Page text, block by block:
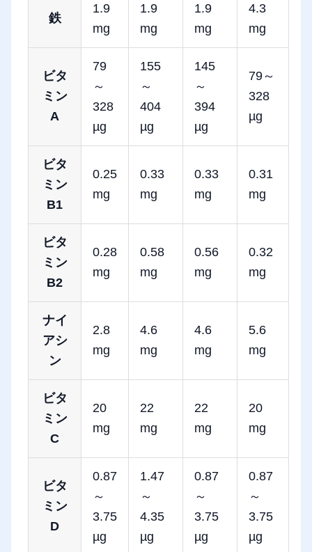
鉄
1.9
mg
1.9
mg
1.9
mg
4.3
mg
ビタ
ミン
A
79
～
328
µg
155
～
404
µg
145
～
394
µg
79～
328
µg
ビタ
ミン
B1
0.25
mg
0.33
mg
0.33
mg
0.31
mg
ビタ
ミン
B2
0.28
mg
0.58
mg
0.56
mg
0.32
mg
ナイ
アシ
ン
2.8
mg
4.6
mg
4.6
mg
5.6
mg
ビタ
ミン
C
20
mg
22
mg
22
mg
20
mg
ビタ
ミン
D
0.87
～
3.75
µg
1.47
～
4.35
µg
0.87
～
3.75
µg
0.87
～
3.75
µg